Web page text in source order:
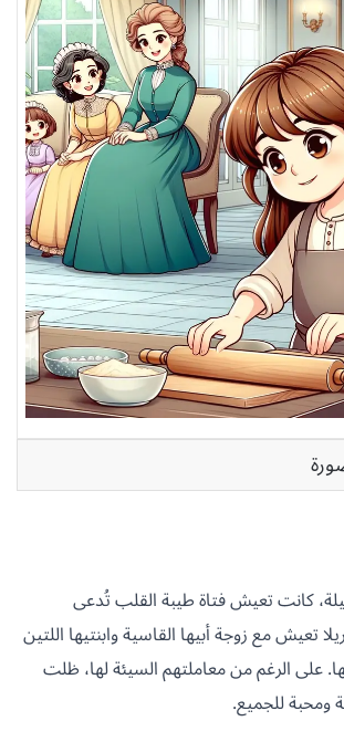
كانت تعيش فتاة طيبة القلب تُدعى
تعيش مع زوجة أبيها القاسية وابنتيها اللتين
على الرغم من معاملتهم السيئة لها، ظلت
ومحبة للجميع.